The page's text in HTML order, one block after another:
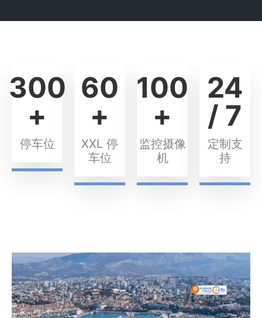
300
+
停车位
60
+
XXL 停
车位
100
+
监控摄像
机
24
/ 7
定制支
持